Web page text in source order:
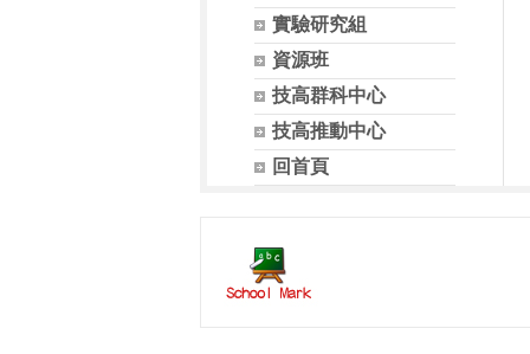
實驗研究組
資源班
技高群科中心
技高推動中心
回首頁